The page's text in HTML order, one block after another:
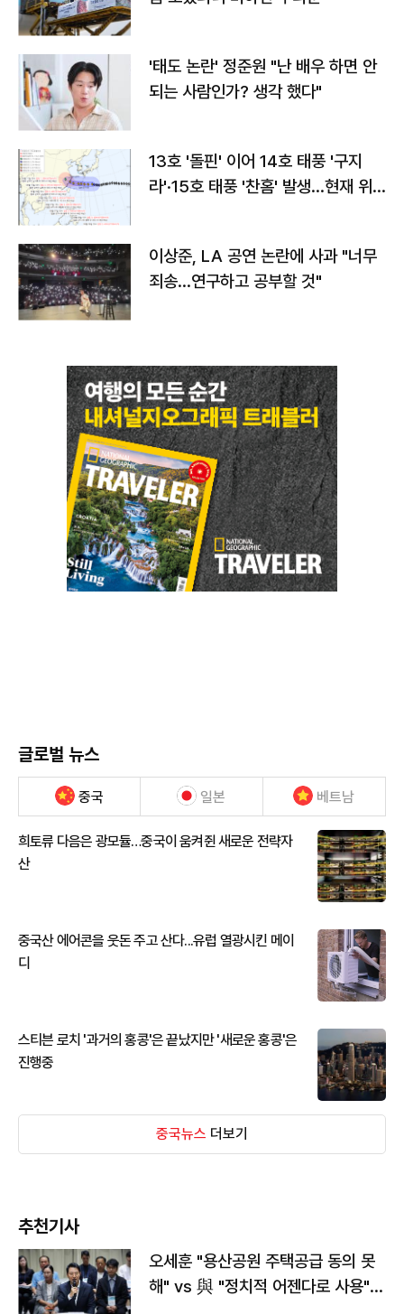
'태도 논란' 정준원 "난 배우 하면 안
되는 사람인가? 생각 했다"
13호 '돌핀' 이어 14호 태풍 '구지
라'·15호 태풍 '찬홈' 발생…현재 위
이상준, LA 공연 논란에 사과 "너무
죄송…연구하고 공부할 것"
글로벌 뉴스
중국 일본 베트남
희토류 다음은 광모듈…중국이 움켜쥔 새로운 전략자
산
중국산 에어콘을 웃돈 주고 산다...유럽 열광시킨 메이
디
스티븐 로치 '과거의 홍콩'은 끝났지만 '새로운 홍콩'은
진행중
중국뉴스 더보기
추천기사
오세훈 "용산공원 주택공급 동의 못
해" vs 與 "정치적 어젠다로 사용"